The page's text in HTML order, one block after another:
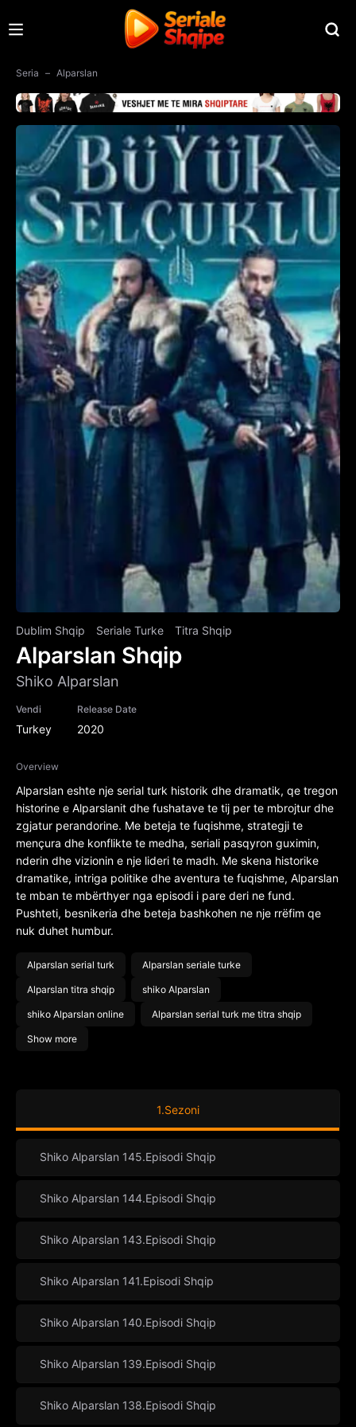
Seria Alparslan
Dublim Shqip Seriale Turke Titra Shqip
Alparslan Shqip
Shiko Alparslan
Vendi
Turkey
Release Date
2020
Overview
Alparslan eshte nje serial turk historik dhe dramatik, qe tregon
historine e Alparslanit dhe fushatave te tij per te mbrojtur dhe
zgjatur perandorine. Me beteja te fuqishme, strategji te
mençura dhe konflikte te medha, seriali pasqyron guximin,
nderin dhe vizionin e nje lideri te madh. Me skena historike
dramatike, intriga politike dhe aventura te fuqishme, Alparslan
te mban te mbërthyer nga episodi i pare deri ne fund.
Pushteti, besnikeria dhe beteja bashkohen ne nje rrëfim qe
nuk duhet humbur.
Alparslan serial turk Alparslan seriale turke
Alparslan titra shqip shiko Alparslan
shiko Alparslan online Alparslan serial turk me titra shqip
Show more
1.Sezoni
Shiko Alparslan 145.Episodi Shqip
Shiko Alparslan 144.Episodi Shqip
Shiko Alparslan 143.Episodi Shqip
Shiko Alparslan 141.Episodi Shqip
Shiko Alparslan 140.Episodi Shqip
Shiko Alparslan 139.Episodi Shqip
Shiko Alparslan 138.Episodi Shqip